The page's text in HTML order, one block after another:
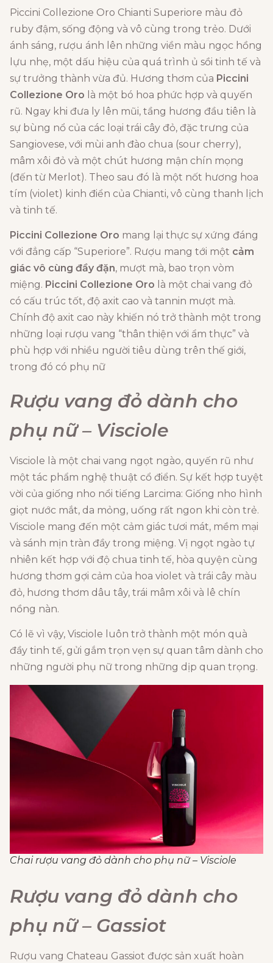
Piccini Collezione Oro Chianti Superiore màu đỏ
ruby đậm, sống động và vô cùng trong trẻo. Dưới
ánh sáng, rượu ánh lên những viền màu ngọc hồng
lựu nhẹ, một dấu hiệu của quá trình ủ sồi tinh tế và
sự trưởng thành vừa đủ. Hương thơm của Piccini
Collezione Oro là một bó hoa phức hợp và quyến
rũ. Ngay khi đưa ly lên mũi, tầng hương đầu tiên là
sự bùng nổ của các loại trái cây đỏ, đặc trưng của
Sangiovese, với mùi anh đào chua (sour cherry),
mâm xôi đỏ và một chút hương mận chín mọng
(đến từ Merlot). Theo sau đó là một nốt hương hoa
tím (violet) kinh điển của Chianti, vô cùng thanh lịch
và tinh tế.
Piccini Collezione Oro mang lại thực sự xứng đáng
với đẳng cấp “Superiore”. Rượu mang tới một cảm
giác vô cùng đầy đặn, mượt mà, bao trọn vòm
miệng. Piccini Collezione Oro là một chai vang đỏ
có cấu trúc tốt, độ axit cao và tannin mượt mà.
Chính độ axit cao này khiến nó trở thành một trong
những loại rượu vang “thân thiện với ẩm thực” và
phù hợp với nhiều người tiêu dùng trên thế giới,
trong đó có phụ nữ
Rượu vang đỏ dành cho
phụ nữ – Visciole
Visciole là một chai vang ngọt ngào, quyến rũ như
một tác phẩm nghệ thuật cổ điển. Sự kết hợp tuyệt
vời của giống nho nổi tiếng Larcima: Giống nho hình
giọt nước mắt, da mỏng, uống rất ngon khi còn trẻ.
Visciole mang đến một cảm giác tươi mát, mềm mại
và sánh mịn tràn đầy trong miệng. Vị ngọt ngào tự
nhiên kết hợp với độ chua tinh tế, hòa quyện cùng
hương thơm gợi cảm của hoa violet và trái cây màu
đỏ, hương thơm dâu tây, trái mâm xôi và lê chín
nồng nàn.
Có lẽ vì vậy, Visciole luôn trở thành một món quà
đầy tinh tế, gửi gắm trọn vẹn sự quan tâm dành cho
những người phụ nữ trong những dịp quan trọng.
Chai rượu vang đỏ dành cho phụ nữ – Visciole
Rượu vang đỏ dành cho
phụ nữ – Gassiot
Rượu vang Chateau Gassiot được sản xuất hoàn